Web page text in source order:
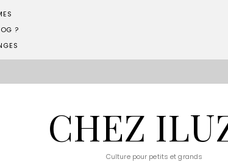
?
CHEZ
Culture pour petits et grands